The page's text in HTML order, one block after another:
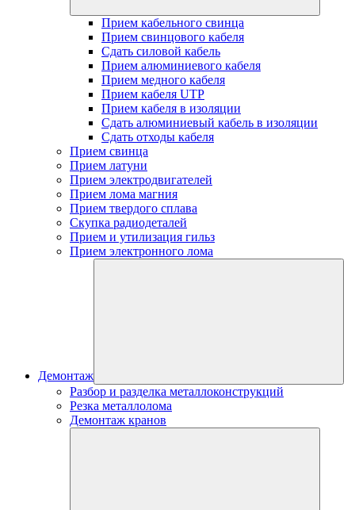
Прием кабельного свинца
Прием свинцового кабеля
Сдать силовой кабель
Прием алюминиевого кабеля
Прием медного кабеля
Прием кабеля UTP
Прием кабеля в изоляции
Сдать алюминиевый кабель в изоляции
Сдать отходы кабеля
Прием свинца
Прием латуни
Прием электродвигателей
Прием лома магния
Прием твердого сплава
Скупка радиодеталей
Прием и утилизация гильз
Прием электронного лома
Демонтаж
Разбор и разделка металлоконструкций
Резка металлолома
Демонтаж кранов